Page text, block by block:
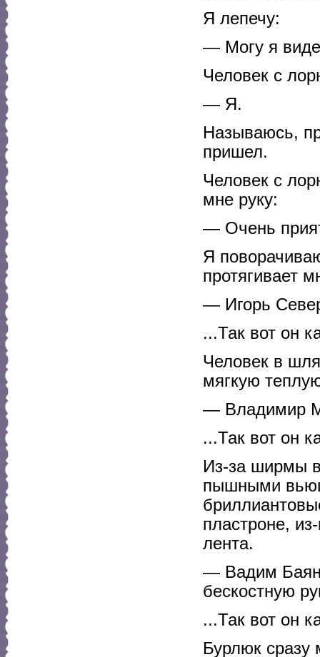
Я лепечу:
— Могу я
Человек с
— Я.
Называюсь,
пришел.
Человек с
мне руку:
— Очень
Я
протягивает
— Игорь
...Так вот он
Человек в
мягкую
— Владимир
...Так вот он
Из-за ширмы
пышными
пластроне,
лента.
— Вадим
бескостную
...Так вот он
Бурлюк сразу